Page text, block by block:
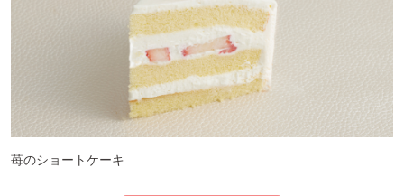
苺のショートケーキ